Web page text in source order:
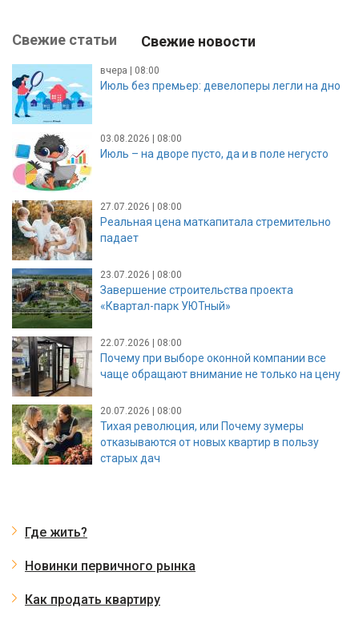
Свежие статьи Свежие новости
вчера | 08:00
Июль без премьер: девелоперы легли на дно
03.08.2026 | 08:00
Июль – на дворе пусто, да и в поле негусто
27.07.2026 | 08:00
Реальная цена маткапитала стремительно
падает
23.07.2026 | 08:00
Завершение строительства проекта
«Квартал-парк УЮТный»
22.07.2026 | 08:00
Почему при выборе оконной компании все
чаще обращают внимание не только на цену
20.07.2026 | 08:00
Тихая революция, или Почему зумеры
отказываются от новых квартир в пользу
старых дач
Где жить?
Новинки первичного рынка
Как продать квартиру